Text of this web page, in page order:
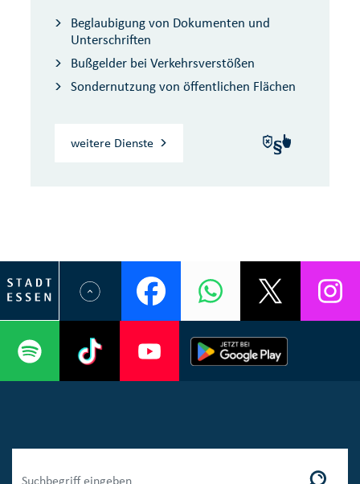
Beglaubigung von Dokumenten und
Unterschriften
Bußgelder bei Verkehrsverstößen
Sondernutzung von öffentlichen Flächen
weitere Dienste